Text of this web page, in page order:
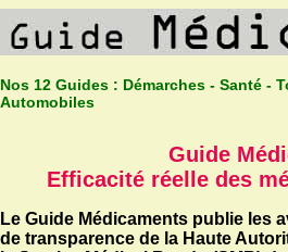
Nos 12 Guides : Démarches - Santé -
Automobiles
Guide
Efficacité réelle des
Le Guide Médicaments publie les
de transparence de la Haute